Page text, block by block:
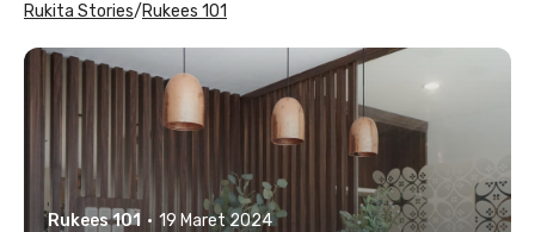
Rukita Stories/Rukees 101
Rukees 101 · 19 Maret 2024